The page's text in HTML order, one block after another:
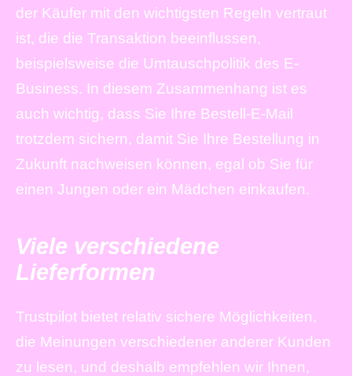
der Käufer mit den wichtigsten Regeln vertraut
ist, die die Transaktion beeinflussen,
beispielsweise die Umtauschpolitik des E-
Business. In diesem Zusammenhang ist es
auch wichtig, dass Sie Ihre Bestell-E-Mail
trotzdem sichern, damit Sie Ihre Bestellung in
Zukunft nachweisen können, egal ob Sie für
einen Jungen oder ein Mädchen einkaufen.
Viele verschiedene
Lieferformen
Trustpilot bietet relativ sichere Möglichkeiten,
die Meinungen verschiedener anderer Kunden
zu lesen, und deshalb empfehlen wir Ihnen,